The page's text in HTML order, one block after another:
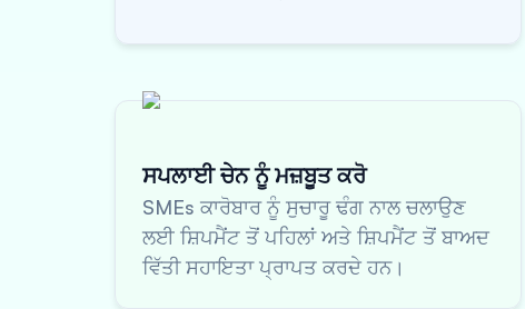
ਸਪਲਾਈ ਚੇਨ ਨੂੰ ਮਜ਼ਬੂਤ ਕਰੋ
SMEs ਕਾਰੋਬਾਰ ਨੂੰ ਸੁਚਾਰੂ ਢੰਗ ਨਾਲ ਚਲਾਉਣ
ਲਈ ਸ਼ਿਪਮੈਂਟ ਤੋਂ ਪਹਿਲਾਂ ਅਤੇ ਸ਼ਿਪਮੈਂਟ ਤੋਂ ਬਾਅਦ
ਵਿੱਤੀ ਸਹਾਇਤਾ ਪ੍ਰਾਪਤ ਕਰਦੇ ਹਨ।